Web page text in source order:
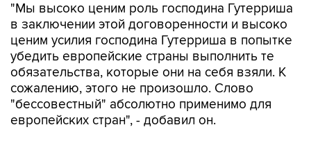
"Мы высоко ценим роль господина Гутерриша
в заключении этой договоренности и высоко
ценим усилия господина Гутерриша в попытке
убедить европейские страны выполнить те
обязательства, которые они на себя взяли. К
сожалению, этого не произошло. Слово
"бессовестный" абсолютно применимо для
европейских стран", - добавил он.